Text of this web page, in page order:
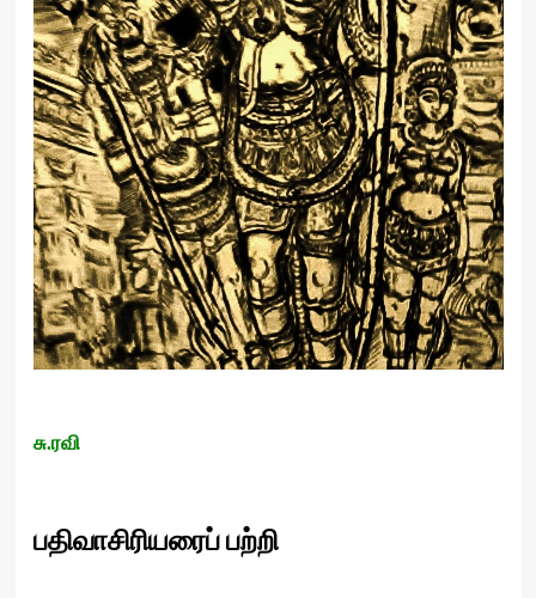
சு.ரவி
பதிவாசிரியரைப் பற்றி